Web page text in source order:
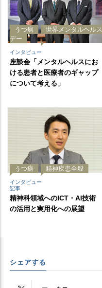
うつ病
世界メンタルヘルス
デー
インタビュー
座談会「メンタルヘルスにお
ける患者と医療者のギャップ
について考える」
うつ病 精神疾患全般
インタビュー
記事
精神科領域へのICT・AI技術
の活用と実用化への展望
シェアする